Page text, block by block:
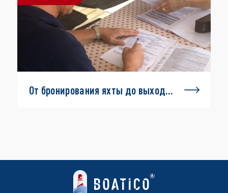
От бронирования яхты до выхода